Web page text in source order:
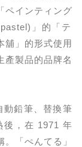
ペインティング
」的「テ
舖」的形式使用
產製品的品牌名
動鉛筆、替換筆
後，在 1971 年
「ぺんてる」